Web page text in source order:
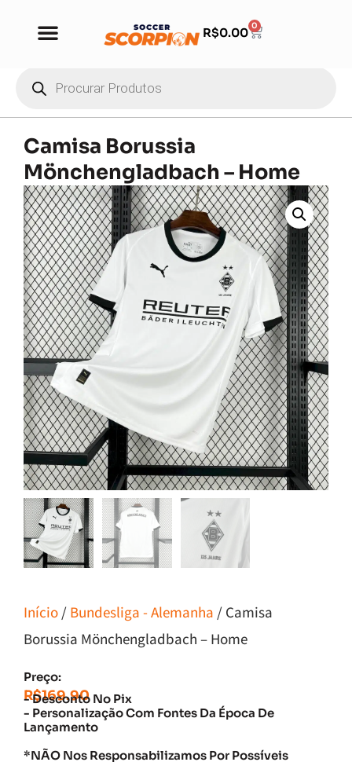
R$0.00 0
Camisa Borussia
Mönchengladbach – Home
Início / Bundesliga - Alemanha / Camisa
Borussia Mönchengladbach – Home
Preço:
R$169.90
- Desconto No Pix
- Personalização Com Fontes Da Época De
Lançamento
*NÃO Nos Responsabilizamos Por Possíveis